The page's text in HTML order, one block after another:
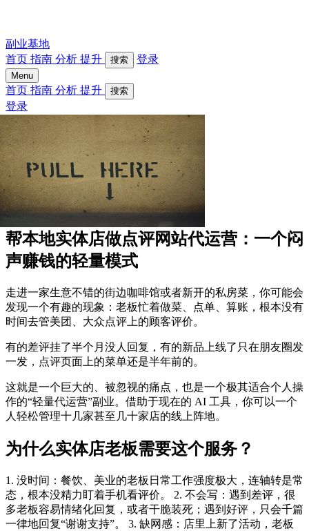
副业基地
首页 指南 分析 提升 搜索 登录
Menu
首页 指南 分析 提升 搜索
登录
帮本地实体店做点评网站代运营：一个闷
声赚钱的轻量模式
走进一家生意不错的街边咖啡馆或者新开的私房菜，你可能会
发现一个有趣的现象：老板忙着做菜、点单、算账，根本没有
时间去管美团、大众点评上的顾客评价。
有的差评挂了半个月没人回复，有的新品上线了只在朋友圈发
一发，点评页面上的菜单还是半年前的。
这就是一个巨大的、被忽视的痛点，也是一个极其适合个人操
作的“轻量代运营”副业。借助于现在的 AI 工具，你可以一个
人轻松管理十几家甚至几十家店的线上阵地。
为什么实体店老板需要这个服务？
1. 没时间：餐饮、美业的老板日常工作强度极大，连轴转是常
态，根本没精力盯着手机看评价。 2. 不会写：遇到差评，很
多老板容易情绪化回复，或者干脆装死；遇到好评，只会千篇
一律地回复“谢谢支持”。 3. 缺网感：店里上新了活动，老板